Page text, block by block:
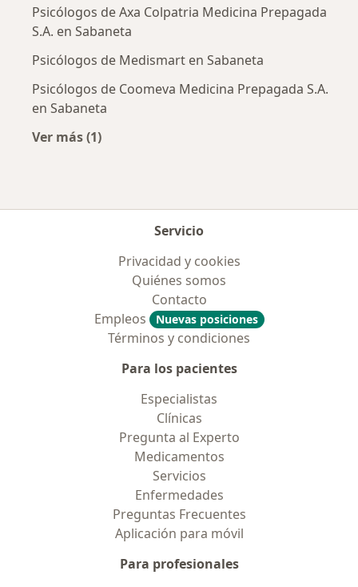
Psicólogos de Axa Colpatria Medicina Prepagada
S.A. en Sabaneta
Psicólogos de Medismart en Sabaneta
Psicólogos de Coomeva Medicina Prepagada S.A.
en Sabaneta
Ver más (1)
Servicio
Privacidad y cookies
Quiénes somos
Contacto
Empleos
Nuevas posiciones
Términos y condiciones
Para los pacientes
Especialistas
Clínicas
Pregunta al Experto
Medicamentos
Servicios
Enfermedades
Preguntas Frecuentes
Aplicación para móvil
Para profesionales